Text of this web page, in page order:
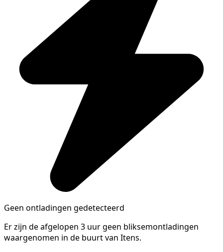
Geen ontladingen gedetecteerd
Er zijn de afgelopen 3 uur geen bliksemontladingen
waargenomen in de buurt van Itens.